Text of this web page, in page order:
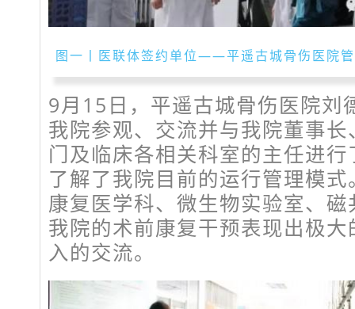
图一丨医联体签约单位——平遥古城骨伤医院
9月15日，平遥古城骨伤医院刘
我院参观、交流并与我院董事
门及临床各相关科室的主任进
了解了我院目前的运行管理模
康复医学科、微生物实验室、
我院的术前康复干预表现出极
入的交流。